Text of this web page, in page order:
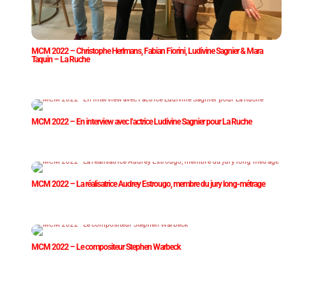
MCM 2022 – Christophe Herlmans, Fabian Fiorini, Ludivine Sagnier & Mara
Taquin – La Ruche
MCM 2022 – En interview avec l’actrice Ludivine Sagnier pour La Ruche
MCM 2022 – La réalisatrice Audrey Estrougo, membre du jury long-métrage
MCM 2022 – Le compositeur Stephen Warbeck